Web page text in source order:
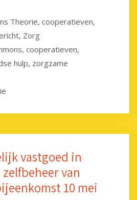
Theorie, cooperatieven,
, Zorg
, cooperatieven,
hulp, zorgzame
vastgoed in
van
10 mei